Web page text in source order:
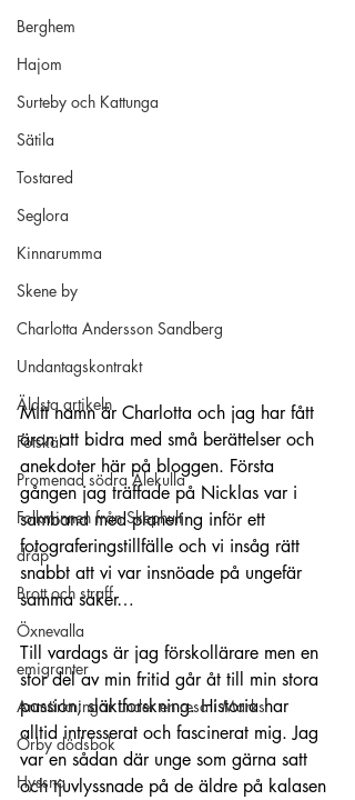
Berghem
Hajom
Surteby och Kattunga
Sätila
Tostared
Seglora
Kinnarumma
Skene by
Charlotta Andersson Sandberg
Undantagskontrakt
Äldsta artikeln
Fotskäl
Promenad södra Älekulla
Folkminnen från Skephult
dråp
Brott och straff
Öxnevalla
emigranter
Anmärkningar under en resa i Marks
Örby dödsbok
Hyssna
Mitt namn är Charlotta och jag har fått
äran att bidra med små berättelser och
anekdoter här på bloggen. Första
gången jag träffade på Nicklas var i
samband med planering inför ett
fotograferingstillfälle och vi insåg rätt
snabbt att vi var insnöade på ungefär
samma saker…
Till vardags är jag förskollärare men en
stor del av min fritid går åt till min stora
passion; släktforskning. Historia har
alltid intresserat och fascinerat mig. Jag
var en sådan där unge som gärna satt
och tjuvlyssnade på de äldre på kalasen